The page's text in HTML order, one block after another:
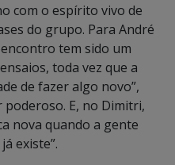
com o espírito vivo de
do grupo. Para André
tem sido um
toda vez que a
de fazer algo novo”,
poderoso. E, no Dimitri,
nova quando a gente
existe”.